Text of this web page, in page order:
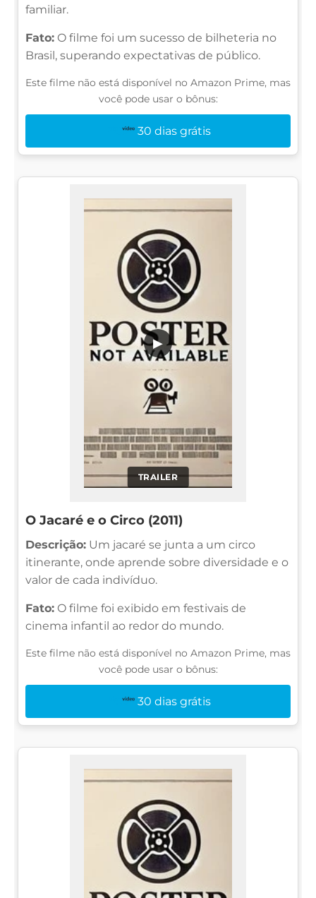
familiar.
Fato: O filme foi um sucesso de bilheteria no
Brasil, superando expectativas de público.
Este filme não está disponível no Amazon Prime, mas
você pode usar o bônus:
30 dias grátis
TRAILER
▶
O Jacaré e o Circo (2011)
Descrição: Um jacaré se junta a um circo
itinerante, onde aprende sobre diversidade e o
valor de cada indivíduo.
Fato: O filme foi exibido em festivais de
cinema infantil ao redor do mundo.
Este filme não está disponível no Amazon Prime, mas
você pode usar o bônus:
30 dias grátis